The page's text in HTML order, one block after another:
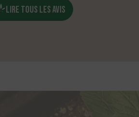
LIRE TOUS LES AVIS